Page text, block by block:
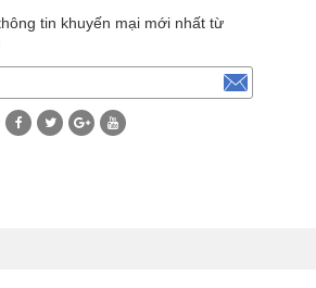
tin khuyến mại mới nhất từ